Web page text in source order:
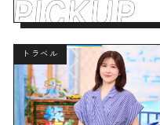
トラベル